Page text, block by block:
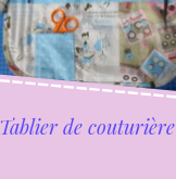
Tablier de couturière